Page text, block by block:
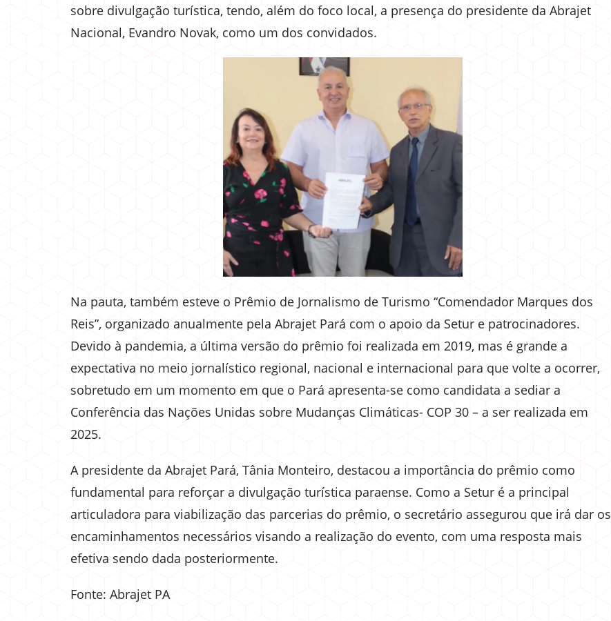
sobre divulgação turística, tendo, além do foco local, a presença do presidente da Abrajet
Nacional, Evandro Novak, como um dos convidados.
Na pauta, também esteve o Prêmio de Jornalismo de Turismo “Comendador Marques dos
Reis”, organizado anualmente pela Abrajet Pará com o apoio da Setur e patrocinadores.
Devido à pandemia, a última versão do prêmio foi realizada em 2019, mas é grande a
expectativa no meio jornalístico regional, nacional e internacional para que volte a ocorrer,
sobretudo em um momento em que o Pará apresenta-se como candidata a sediar a
Conferência das Nações Unidas sobre Mudanças Climáticas- COP 30 – a ser realizada em
2025.
A presidente da Abrajet Pará, Tânia Monteiro, destacou a importância do prêmio como
fundamental para reforçar a divulgação turística paraense. Como a Setur é a principal
articuladora para viabilização das parcerias do prêmio, o secretário assegurou que irá dar os
encaminhamentos necessários visando a realização do evento, com uma resposta mais
efetiva sendo dada posteriormente.
Fonte: Abrajet PA